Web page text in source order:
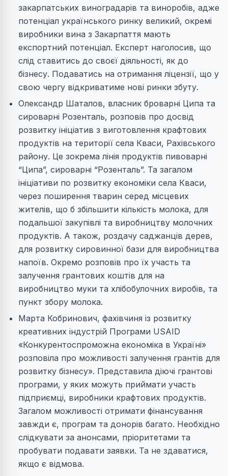
закарпатських виноградарів та виноробів, адже
потенціал українського ринку великий, окремі
виробники вина з Закарпаття мають
експортний потенціал. Експерт наголосив, що
слід ставитись до своєї діяльності, як до
бізнесу. Подаватись на отримання ліцензії, що у
свою чергу відкриватиме нові ринки збуту.
Олександр Шаталов, власник броварні Ципа та
сироварні Розенталь, розповів про досвід
розвитку ініціатив з виготовлення крафтових
продуктів на території села Кваси, Рахівського
району. Це зокрема лінія продуктів пивоварні
“Ципа”, сироварні “Розенталь”. Та загалом
ініціативи по розвитку економіки села Кваси,
через поширення тварин серед місцевих
жителів, що б збільшити кількість молока, для
подальшої закупівлі та виробництву молочних
продуктів. А також, роздачу саджанців дерев,
для розвитку сировинної бази для виробництва
напоїв. Окремо розповів про їх участь та
залучення грантових коштів для на
виробництво муки та хлібобулочних виробів, та
пункт збору молока.
Марта Кобринович, фахівчиня із розвитку
креативних індустрій Програми USAID
«Конкурентоспроможна економіка в Україні»
розповіла про можливості залучення грантів для
розвитку бізнесу». Представила діючі грантові
програми, у яких можуть приймати участь
підприємці, виробники крафтових продуктів.
Загалом можливості отримати фінансування
завжди є, програм та донорів багато. Необхідно
слідкувати за анонсами, пріоритетами та
пробувати подавати заявки. Та не здаватися,
якщо є відмова.